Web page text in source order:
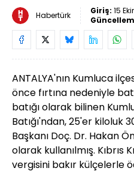
Habertürk Giriş: 15
ANTALYA'nın Kumluca
önce fırtına nedeniyle
batığı olarak bilinen
Batığı'ndan, 25'er kiloluk
Başkanı Doç. Dr. Hakan
olarak kullanılmış. Kıbrıs
vergisini bakır külçelerle